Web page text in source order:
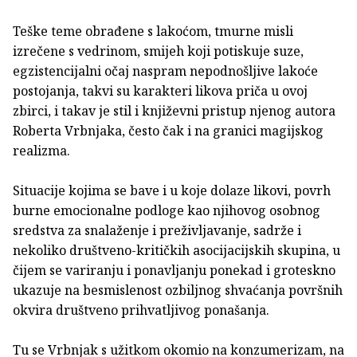
Teške teme obrađene s lakoćom, tmurne misli
izrečene s vedrinom, smijeh koji potiskuje suze,
egzistencijalni očaj naspram nepodnošljive lakoće
postojanja, takvi su karakteri likova priča u ovoj
zbirci, i takav je stil i književni pristup njenog autora
Roberta Vrbnjaka, često čak i na granici magijskog
realizma.
Situacije kojima se bave i u koje dolaze likovi, povrh
burne emocionalne podloge kao njihovog osobnog
sredstva za snalaženje i preživljavanje, sadrže i
nekoliko društveno-kritičkih asocijacijskih skupina, u
čijem se variranju i ponavljanju ponekad i groteskno
ukazuje na besmislenost ozbiljnog shvaćanja površnih
okvira društveno prihvatljivog ponašanja.
Tu se Vrbnjak s užitkom okomio na konzumerizam, na